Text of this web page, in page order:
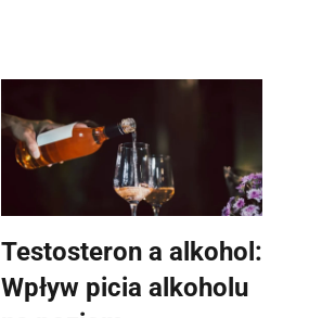
Testosteron a alkohol:
Wpływ picia alkoholu